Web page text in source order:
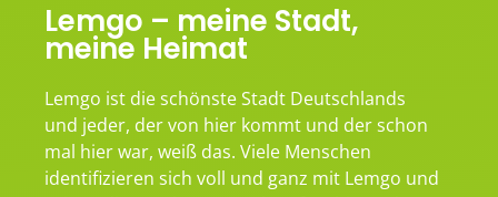
Lemgo – meine Stadt,
meine Heimat
Lemgo ist die schönste Stadt Deutschlands
und jeder, der von hier kommt und der schon
mal hier war, weiß das. Viele Menschen
identifizieren sich voll und ganz mit Lemgo und